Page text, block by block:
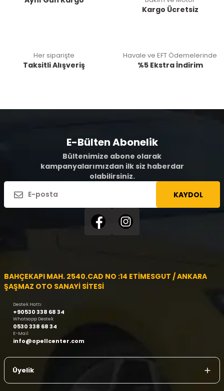
Kargo Ücretsiz
Her siparişte
Taksitli Alışveriş
Havale ve EFT Ödemelerinde
%5 Ekstra İndirim
E-Bülten Abonelik
Bültenimize abone olarak
kampanyalarımızdan ilk siz haberdar
olabilirsiniz.
KAYDOL
BAHÇEKAPI MAH. 2540.CAD NO :14 ETİMESGUT / ANKARA
ŞAŞMAZ OTO SANAYİ SİTESİ
Destek Hattı
+90530 338 68 34
Whatsapp Destek
0530 338 68 34
E-Mail
info@opellcenter.com
Üyelik